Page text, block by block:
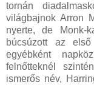
tornán
világbajnok Arron
nyerte, de Monk-
búcsúzott az
egyébként
felnőtteknél
ismerős név,